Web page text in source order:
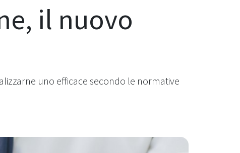
il nuovo
uno efficace secondo le normative